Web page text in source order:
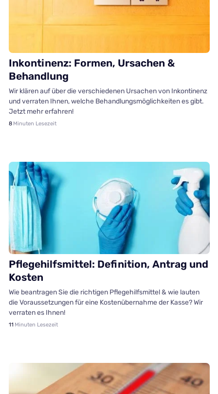
Gesundheit
Inkontinenz: Formen, Ursachen &
Behandlung
Wir klären auf über die verschiedenen Ursachen von Inkontinenz
und verraten Ihnen, welche Behandlungsmöglichkeiten es gibt.
Jetzt mehr erfahren!
8 Minuten Lesezeit
Finanzen
Pflegehilfsmittel: Definition, Antrag und
Kosten
Wie beantragen Sie die richtigen Pflegehilfsmittel & wie lauten
die Voraussetzungen für eine Kostenübernahme der Kasse? Wir
verraten es Ihnen!
11 Minuten Lesezeit